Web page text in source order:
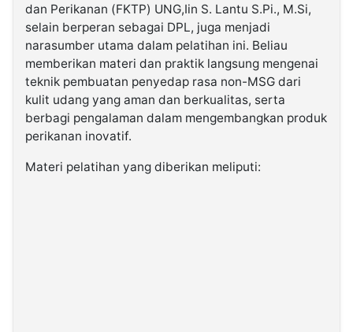
dan Perikanan (FKTP) UNG,Iin S. Lantu S.Pi., M.Si,
selain berperan sebagai DPL, juga menjadi
narasumber utama dalam pelatihan ini. Beliau
memberikan materi dan praktik langsung mengenai
teknik pembuatan penyedap rasa non-MSG dari
kulit udang yang aman dan berkualitas, serta
berbagi pengalaman dalam mengembangkan produk
perikanan inovatif.
Materi pelatihan yang diberikan meliputi: